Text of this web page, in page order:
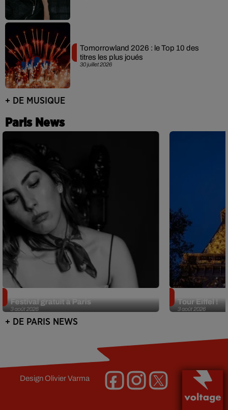
30 juillet 2026
Tomorrowland 2026 : le Top 10 des
titres les plus joués
+ DE MUSIQUE
Paris News
3 août 2026
Festival gratuit à Paris
3 août 2026
Tour Eiffel !
+ DE PARIS NEWS
DesignOlivier Varma